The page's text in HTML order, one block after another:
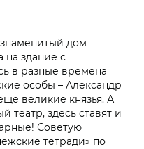
знаменитый дом
на здание с
в разные времена
особы – Александр
великие князья. А
театр, здесь ставят и
Советую
тетради» по